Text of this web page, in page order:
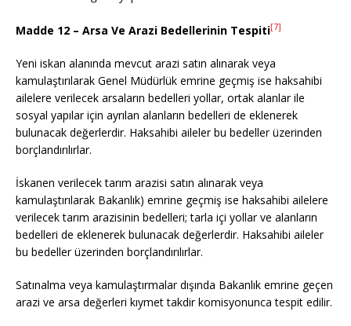
Madde 12 – Arsa Ve Arazi Bedellerinin Tespiti[7]
Yeni iskan alanında mevcut arazi satın alınarak veya
kamulaştırılarak Genel Müdürlük emrine geçmiş ise haksahibi
ailelere verilecek arsaların bedelleri yollar, ortak alanlar ile
sosyal yapılar için ayrılan alanların bedelleri de eklenerek
bulunacak değerlerdir. Haksahibi aileler bu bedeller üzerinden
borçlandırılırlar.
İskanen verilecek tarım arazisi satın alınarak veya
kamulaştırılarak Bakanlık) emrine geçmiş ise haksahibi ailelere
verilecek tarım arazisinin bedelleri; tarla içi yollar ve alanların
bedelleri de eklenerek bulunacak değerlerdir. Haksahibi aileler
bu bedeller üzerinden borçlandırılırlar.
Satınalma veya kamulaştırmalar dışında Bakanlık emrine geçen
arazi ve arsa değerleri kıymet takdir komisyonunca tespit edilir.